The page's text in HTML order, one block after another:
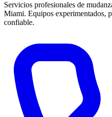
Servicios profesionales de
Miami. Equipos experimentados,
confiable.